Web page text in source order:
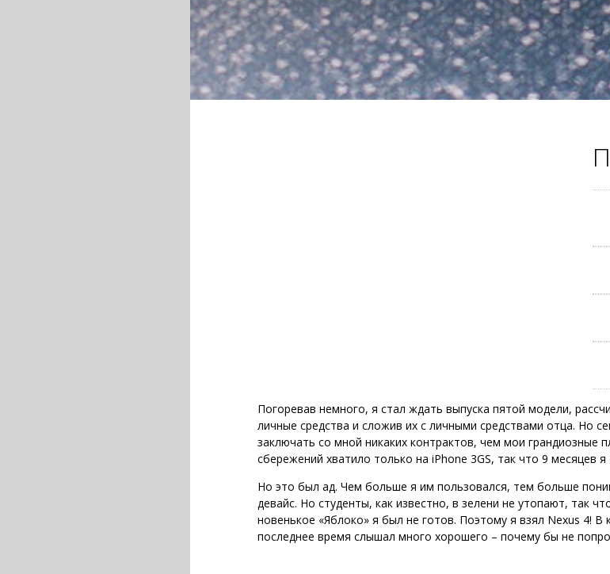
Погоревав немного, я стал ждать выпуска пятой модели,
личные средства и сложив их с личными средствами отца. Но
заключать со мной никаких контрактов, чем мои грандиозные
сбережений хватило только на iPhone 3GS, так что 9 месяцев
Но это был ад. Чем больше я им пользовался, тем больше
девайс. Но студенты, как известно, в зелени не утопают, так
новенькое «Яблоко» я был не готов. Поэтому я взял Nexus 4! В
последнее время слышал много хорошего – почему бы не